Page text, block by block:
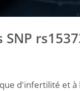
d'infertilité et